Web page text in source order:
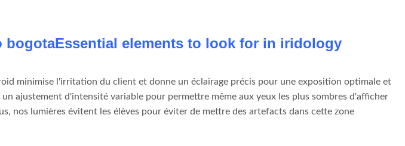
elements to look for in iridology
minimise l'irritation du client et donne un éclairage précis pour une exposition optimale et
ajustement d'intensité variable pour permettre même aux yeux les plus sombres d'afficher
nos lumières évitent les élèves pour éviter de mettre des artefacts dans cette zone